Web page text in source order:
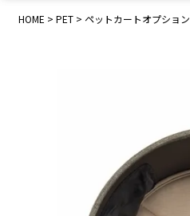
HOME PET ペットカートオプション